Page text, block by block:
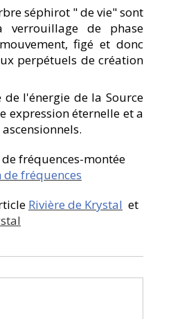
séphirot " de vie" sont
verrouillage de phase
figé et donc
perpétuels de création
de l'énergie de la Source
expression éternelle et a
fréquences-montée
de fréquences
Rivière de Krystal et